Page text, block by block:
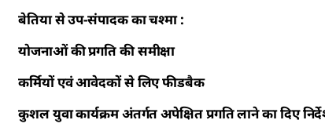
बेतिया से उप-संपादक का चश्मा :
योजनाओं की प्रगति की समीक्षा
कर्मियों एवं आवेदकों से लिए फीडबैक
कुशल युवा कार्यक्रम अंतर्गत अपेक्षित प्रगति लाने का दिए